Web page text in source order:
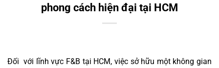
phong cách hiện đại tại HCM
Đối với lĩnh vực F&B tại HCM, việc sở hữu một không gian